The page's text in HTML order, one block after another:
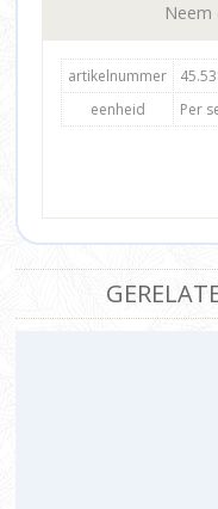
artikelnummer
eenheid
Per